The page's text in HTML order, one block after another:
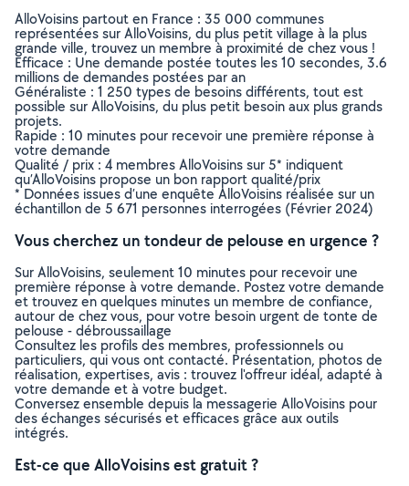
AlloVoisins partout en France : 35 000 communes
représentées sur AlloVoisins, du plus petit village à la plus
grande ville, trouvez un membre à proximité de chez vous !
Efficace : Une demande postée toutes les 10 secondes, 3.6
millions de demandes postées par an
Généraliste : 1 250 types de besoins différents, tout est
possible sur AlloVoisins, du plus petit besoin aux plus grands
projets.
Rapide : 10 minutes pour recevoir une première réponse à
votre demande
Qualité / prix : 4 membres AlloVoisins sur 5* indiquent
qu’AlloVoisins propose un bon rapport qualité/prix
* Données issues d’une enquête AlloVoisins réalisée sur un
échantillon de 5 671 personnes interrogées (Février 2024)
Vous cherchez un tondeur de pelouse en urgence ?
Sur AlloVoisins, seulement 10 minutes pour recevoir une
première réponse à votre demande. Postez votre demande
et trouvez en quelques minutes un membre de confiance,
autour de chez vous, pour votre besoin urgent de tonte de
pelouse - débroussaillage
Consultez les profils des membres, professionnels ou
particuliers, qui vous ont contacté. Présentation, photos de
réalisation, expertises, avis : trouvez l'offreur idéal, adapté à
votre demande et à votre budget.
Conversez ensemble depuis la messagerie AlloVoisins pour
des échanges sécurisés et efficaces grâce aux outils
intégrés.
Est-ce que AlloVoisins est gratuit ?